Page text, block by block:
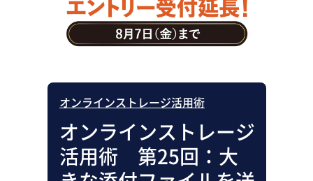
オンラインストレージ活用術
オンラインストレージ
活用術 第25回：大